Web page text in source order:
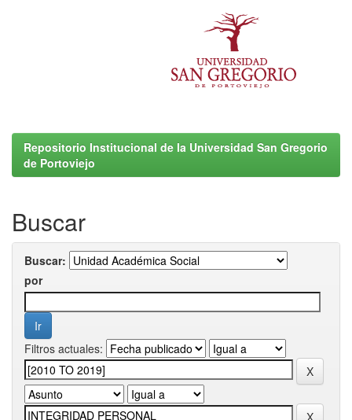
Repositorio Institucional de la Universidad San Gregorio
de Portoviejo
Buscar
Buscar:
por
Filtros actuales: